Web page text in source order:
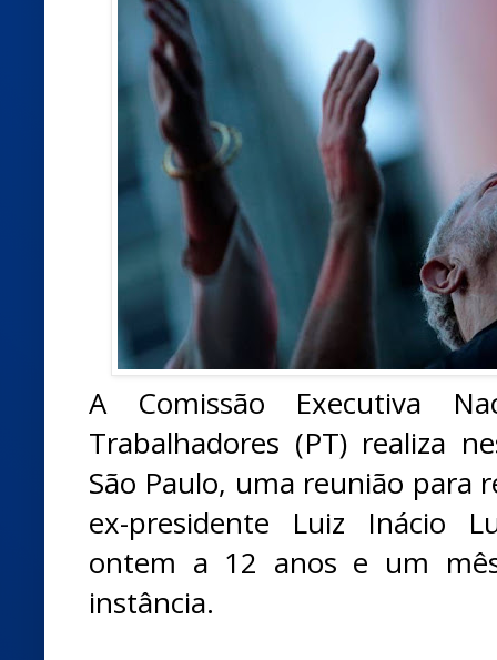
A Comissão Executiva
Trabalhadores (PT) realiza
São Paulo, uma reunião para
ex-presidente Luiz Inácio
ontem a 12 anos e um
instância.